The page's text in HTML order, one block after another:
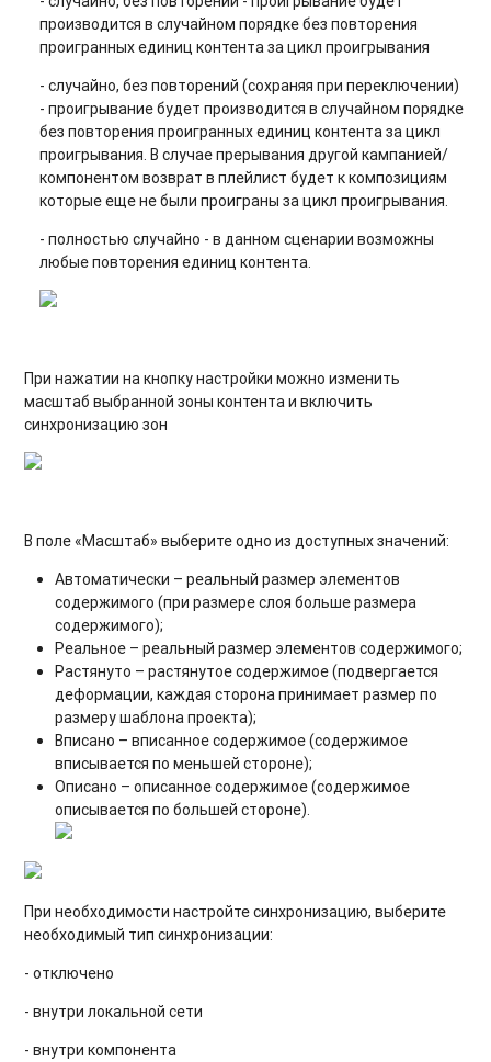
производится в случайном порядке без повторения
проигранных единиц контента за цикл проигрывания
- случайно, без повторений (сохраняя при переключении)
- проигрывание будет производится в случайном порядке
без повторения проигранных единиц контента за цикл
проигрывания. В случае прерывания другой кампанией/
компонентом возврат в плейлист будет к композициям
которые еще не были проиграны за цикл проигрывания.
- полностью случайно - в данном сценарии возможны
любые повторения единиц контента.
При нажатии на кнопку настройки можно изменить
масштаб выбранной зоны контента и включить
синхронизацию зон
В поле «Масштаб» выберите одно из доступных значений:
Автоматически – реальный размер элементов
содержимого (при размере слоя больше размера
содержимого);
Реальное – реальный размер элементов содержимого;
Растянуто – растянутое содержимое (подвергается
деформации, каждая сторона принимает размер по
размеру шаблона проекта);
Вписано – вписанное содержимое (содержимое
вписывается по меньшей стороне);
Описано – описанное содержимое (содержимое
описывается по большей стороне).
При необходимости настройте синхронизацию, выберите
необходимый тип синхронизации:
- отключено
- внутри локальной сети
- внутри компонента